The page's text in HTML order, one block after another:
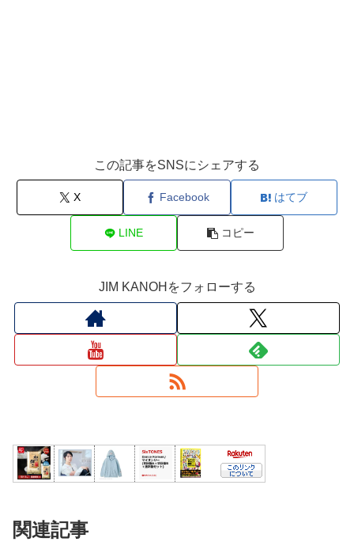
この記事をSNSにシェアする
X Facebook はてブ
LINE コピー
JIM KANOHをフォローする
関連記事